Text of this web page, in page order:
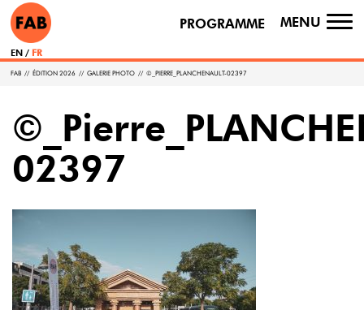
PROGRAMME MENU
EN FR
FAB // ÉDITION 2026 // GALERIE PHOTO // ©_PIERRE_PLANCHENAULT-02397
02397